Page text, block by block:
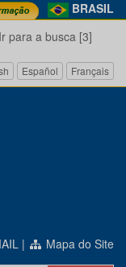
BRASIL
Ir para a busca [3]
Español Français
| Mapa do Site